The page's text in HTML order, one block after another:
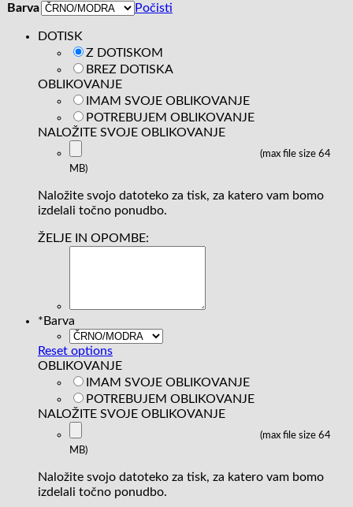
Barva Počisti
DOTISK
Z DOTISKOM
BREZ DOTISKA
OBLIKOVANJE
IMAM SVOJE OBLIKOVANJE
POTREBUJEM OBLIKOVANJE
NALOŽITE SVOJE OBLIKOVANJE
(max file size 64
MB)
Naložite svojo datoteko za tisk, za katero vam bomo
izdelali točno ponudbo.
ŽELJE IN OPOMBE:
* Barva
Reset options
OBLIKOVANJE
IMAM SVOJE OBLIKOVANJE
POTREBUJEM OBLIKOVANJE
NALOŽITE SVOJE OBLIKOVANJE
(max file size 64
MB)
Naložite svojo datoteko za tisk, za katero vam bomo
izdelali točno ponudbo.